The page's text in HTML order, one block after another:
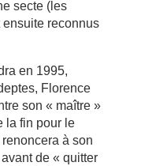
secte (les
ensuite reconnus
en 1995,
Florence
son « maître »
la fin pour le
à son
de « quitter